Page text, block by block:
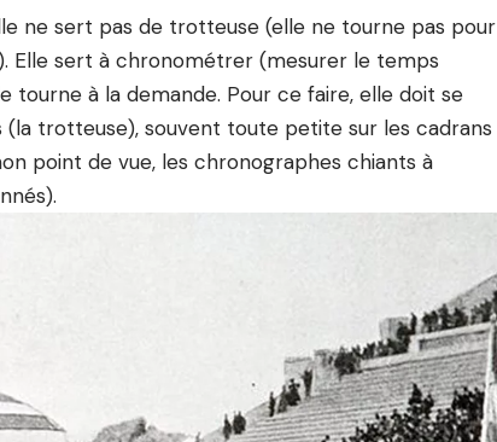
ne sert pas de trotteuse (elle ne tourne pas pour
Elle sert à chronométrer (mesurer le temps
tourne à la demande. Pour ce faire, elle doit se
(la trotteuse), souvent toute petite sur les cadrans
point de vue, les chronographes chiants à